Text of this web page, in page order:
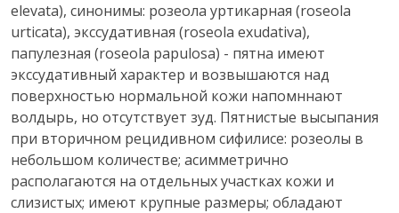
elevata), синонимы: розеола уртикарная (roseola
urticata), экссудативная (roseola exudativa),
папулезная (roseola papulosa) - пятна имеют
экссудативный характер и возвышаются над
поверхностью нормальной кожи напомннают
волдырь, но отсутствует зуд. Пятнистые высыпания
при вторичном рецидивном сифилисе: розеолы в
небольшом количестве; асимметрично
располагаются на отдельных участках кожи и
слизистых; имеют крупные размеры; обладают